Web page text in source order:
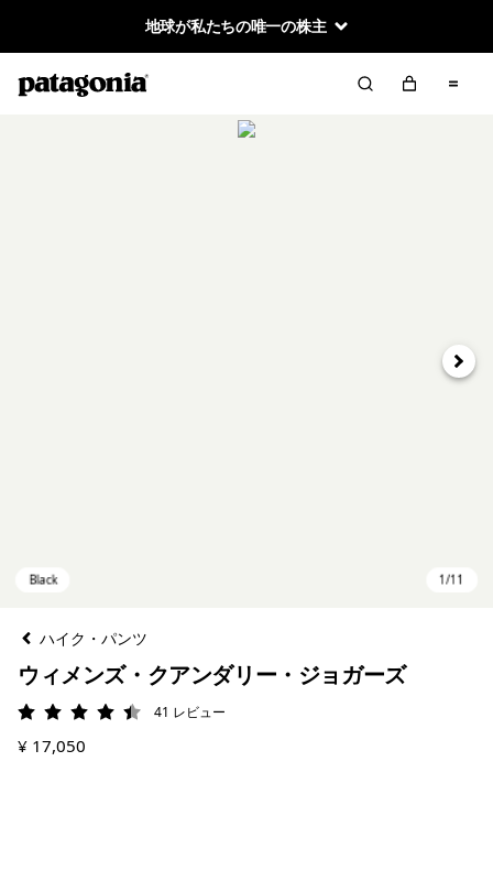
地球が私たちの唯一の株主
次へ
ハイク・パンツ
ウィメンズ・クアンダリー・ジョガーズ
評価: 4.5 / 5
41 レビュー
¥ 17,050